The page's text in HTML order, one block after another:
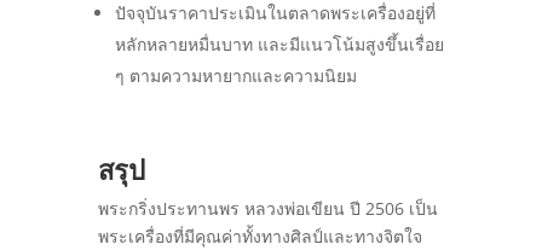
ปัจจุบันราคาประเมินในตลาดพระเครื่องอยู่ที่
หลักหลายหมื่นบาท และมีแนวโน้มสูงขึ้นเรื่อย
ๆ ตามความหายากและความนิยม
สรุป
พระกริ่งประทานพร หลวงพ่อเขียน ปี 2506 เป็น
พระเครื่องที่มีคุณค่าทั้งทางศิลป์และทางจิตใจ